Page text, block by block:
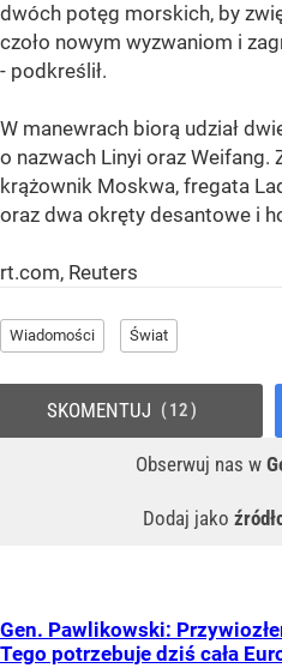
dwóch potęg morskich, by
czoło nowym wyzwaniom i
- podkreślił.
W manewrach biorą udział
o nazwach Linyi oraz
krążownik Moskwa, fregata
oraz dwa okręty desantowe i
rt.com, Reuters
Wiadomości Świat
Obserwuj nas w
Dodaj jako
SKOMENTUJ 12
Gen. Pawlikowski:
Tego potrzebuje dziś cała